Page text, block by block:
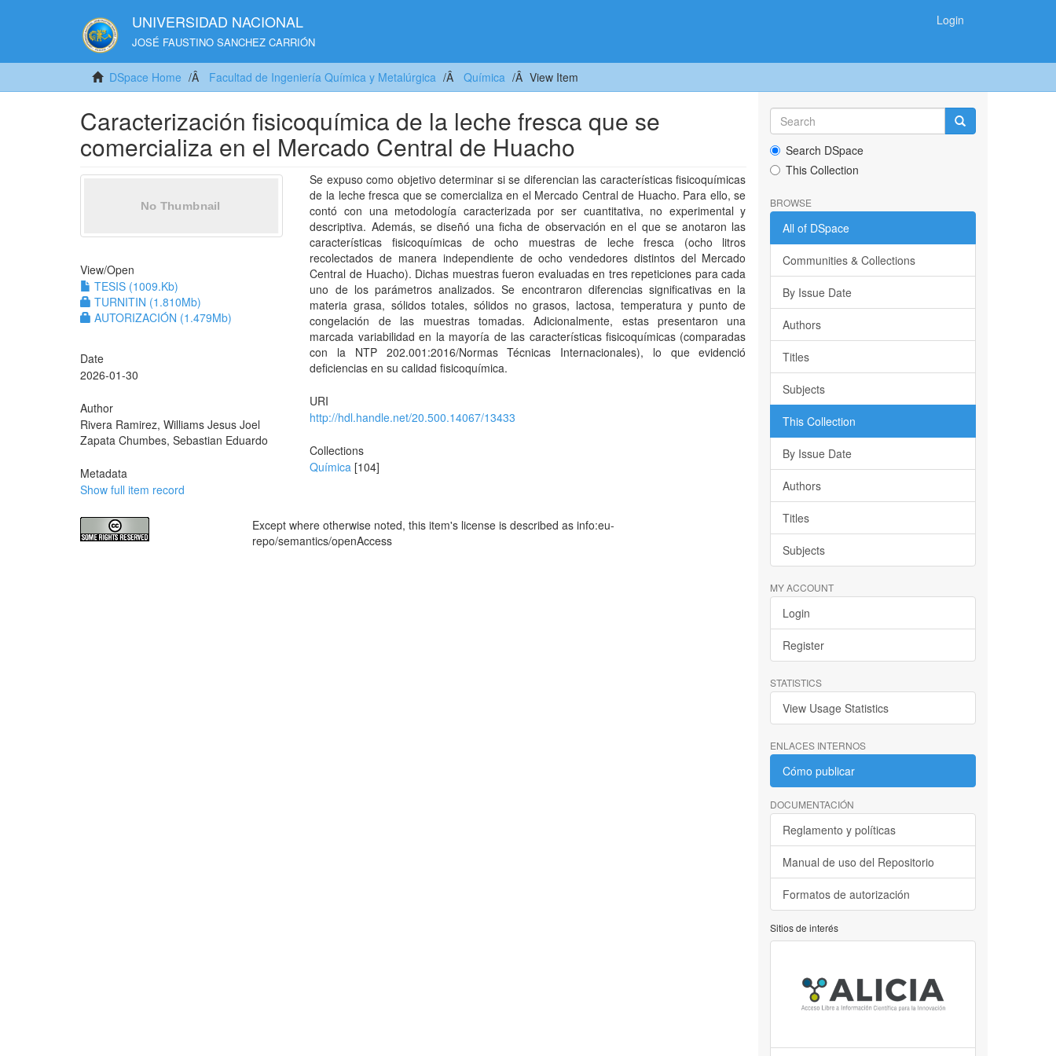
UNIVERSIDAD NACIONAL
JOSÉ FAUSTINO SANCHEZ CARRIÓN
Login
DSpace Home Facultad de Ingeniería Química y Metalúrgica Química View Item
Caracterización fisicoquímica de la leche fresca que se
comercializa en el Mercado Central de Huacho
View/Open
TESIS (1009.Kb)
TURNITIN (1.810Mb)
AUTORIZACIÓN (1.479Mb)
Date
2026-01-30
Author
Rivera Ramirez, Williams Jesus Joel
Zapata Chumbes, Sebastian Eduardo
Metadata
Show full item record
Se expuso como objetivo determinar si se diferencian las características fisicoquímicas
de la leche fresca que se comercializa en el Mercado Central de Huacho. Para ello, se
contó con una metodología caracterizada por ser cuantitativa, no experimental y
descriptiva. Además, se diseñó una ficha de observación en el que se anotaron las
características fisicoquímicas de ocho muestras de leche fresca (ocho litros
recolectados de manera independiente de ocho vendedores distintos del Mercado
Central de Huacho). Dichas muestras fueron evaluadas en tres repeticiones para cada
uno de los parámetros analizados. Se encontraron diferencias significativas en la
materia grasa, sólidos totales, sólidos no grasos, lactosa, temperatura y punto de
congelación de las muestras tomadas. Adicionalmente, estas presentaron una
marcada variabilidad en la mayoría de las características fisicoquímicas (comparadas
con la NTP 202.001:2016/Normas Técnicas Internacionales), lo que evidenció
deficiencias en su calidad fisicoquímica.
URI
http://hdl.handle.net/20.500.14067/13433
Collections
Química [104]
Except where otherwise noted, this item's license is described as info:eu-
repo/semantics/openAccess
Search DSpace
This Collection
BROWSE
All of DSpace
Communities & Collections
By Issue Date
Authors
Titles
Subjects
This Collection
By Issue Date
Authors
Titles
Subjects
MY ACCOUNT
Login
Register
STATISTICS
View Usage Statistics
ENLACES INTERNOS
Cómo publicar
DOCUMENTACIÓN
Reglamento y políticas
Manual de uso del Repositorio
Formatos de autorización
Sitios de interés